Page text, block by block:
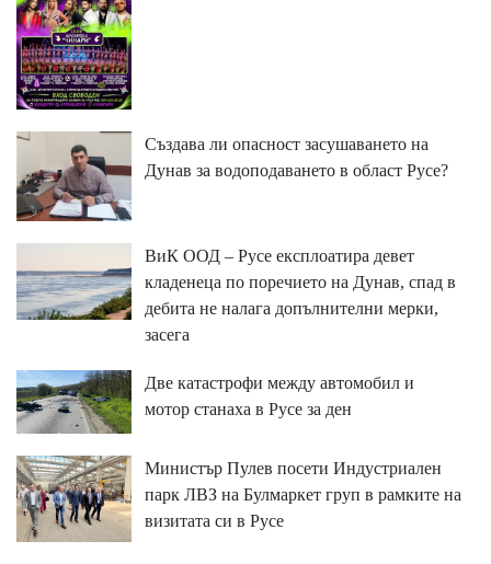
Създава ли опасност засушаването на
Дунав за водоподаването в област Русе?
ВиК ООД – Русе експлоатира девет
кладенеца по поречието на Дунав, спад в
дебита не налага допълнителни мерки,
засега
Две катастрофи между автомобил и
мотор станаха в Русе за ден
Министър Пулев посети Индустриален
парк ЛВЗ на Булмаркет груп в рамките на
визитата си в Русе